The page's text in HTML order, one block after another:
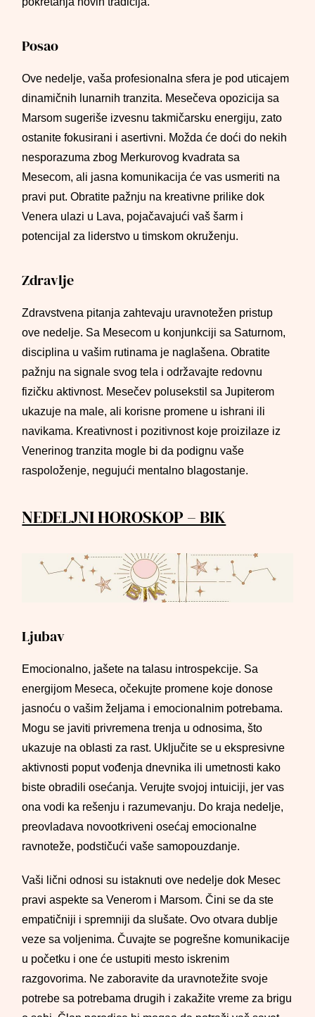
Posao
Ove nedelje, vaša profesionalna sfera je pod uticajem
dinamičnih lunarnih tranzita. Mesečeva opozicija sa
Marsom sugeriše izvesnu takmičarsku energiju, zato
ostanite fokusirani i asertivni. Možda će doći do nekih
nesporazuma zbog Merkurovog kvadrata sa
Mesecom, ali jasna komunikacija će vas usmeriti na
pravi put. Obratite pažnju na kreativne prilike dok
Venera ulazi u Lava, pojačavajući vaš šarm i
potencijal za liderstvo u timskom okruženju.
Zdravlje
Zdravstvena pitanja zahtevaju uravnotežen pristup
ove nedelje. Sa Mesecom u konjunkciji sa Saturnom,
disciplina u vašim rutinama je naglašena. Obratite
pažnju na signale svog tela i održavajte redovnu
fizičku aktivnost. Mesečev polusekstil sa Jupiterom
ukazuje na male, ali korisne promene u ishrani ili
navikama. Kreativnost i pozitivnost koje proizilaze iz
Venerinog tranzita mogle bi da podignu vaše
raspoloženje, negujući mentalno blagostanje.
NEDELJNI HOROSKOP – BIK
Ljubav
Emocionalno, jašete na talasu introspekcije. Sa
energijom Meseca, očekujte promene koje donose
jasnoću o vašim željama i emocionalnim potrebama.
Mogu se javiti privremena trenja u odnosima, što
ukazuje na oblasti za rast. Uključite se u ekspresivne
aktivnosti poput vođenja dnevnika ili umetnosti kako
biste obradili osećanja. Verujte svojoj intuiciji, jer vas
ona vodi ka rešenju i razumevanju. Do kraja nedelje,
preovladava novootkriveni osećaj emocionalne
ravnoteže, podstičući vaše samopouzdanje.
Vaši lični odnosi su istaknuti ove nedelje dok Mesec
pravi aspekte sa Venerom i Marsom. Čini se da ste
empatičniji i spremniji da slušate. Ovo otvara dublje
veze sa voljenima. Čuvajte se pogrešne komunikacije
u početku i one će ustupiti mesto iskrenim
razgovorima. Ne zaboravite da uravnotežite svoje
potrebe sa potrebama drugih i zakažite vreme za brigu